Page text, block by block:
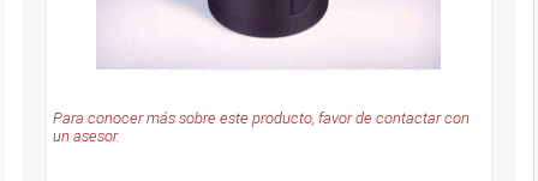
Para conocer más sobre este producto, favor de contactar con
un asesor.